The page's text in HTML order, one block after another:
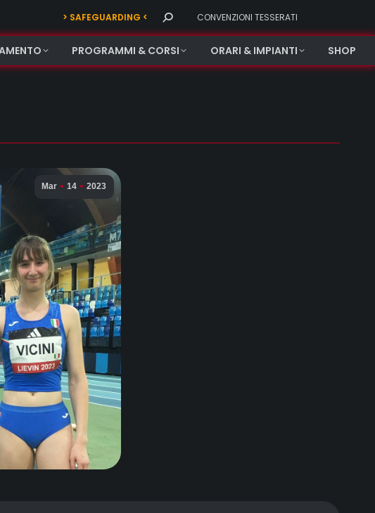
> SAFEGUARDING < Search: CONVENZIONI TESSERATI
PROGRAMMI & CORSI ORARI & IMPIANTI SHOP
Mar 14 2023